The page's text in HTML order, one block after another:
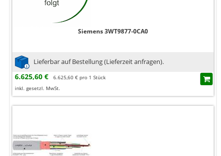
Siemens 3WT9877-0CA0
Lieferbar auf Bestellung (Lieferzeit anfragen).
6.625,60 €
6.625,60 € pro 1 Stück
inkl. gesetzl. MwSt.